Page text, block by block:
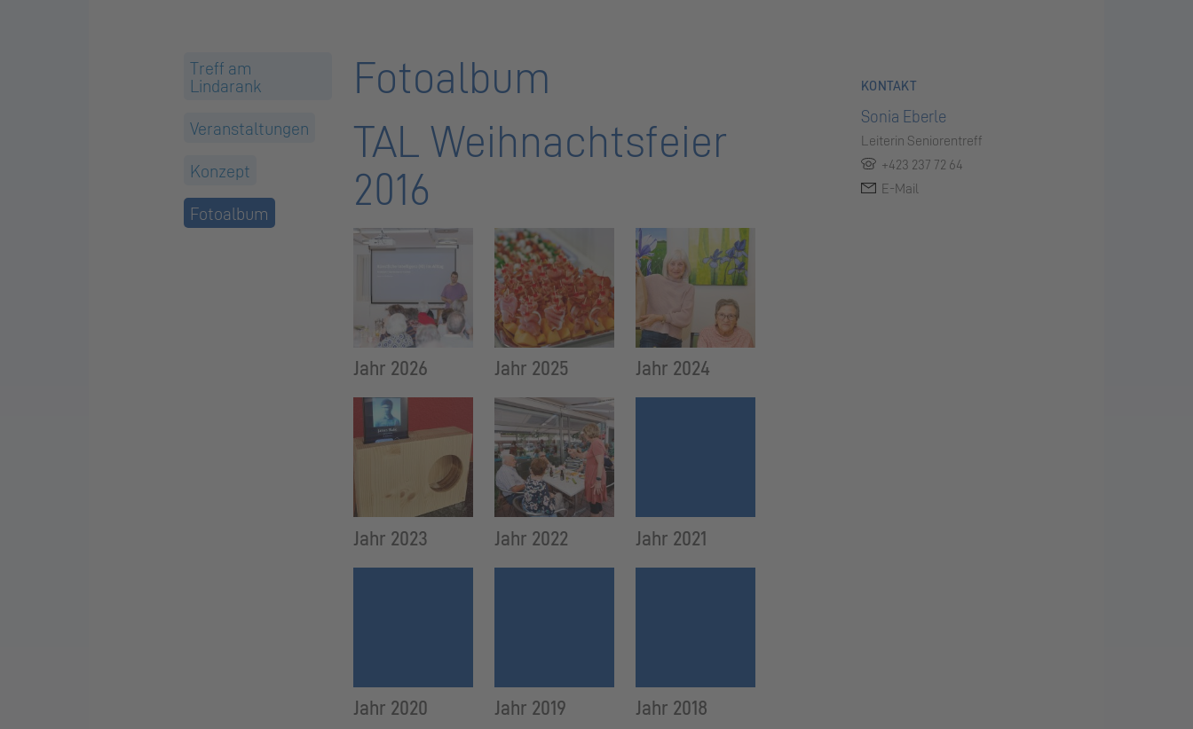
Treff am
Lindarank
Veranstaltungen
Konzept
Fotoalbum
Fotoalbum
TAL Weihnachtsfeier
2016
Jahr 2026 Jahr 2025 Jahr 2024
Jahr 2023 Jahr 2022 Jahr 2021
Jahr 2020 Jahr 2019 Jahr 2018
KONTAKT
Sonia Eberle
Leiterin Seniorentreff
+423 237 72 64
E-Mail